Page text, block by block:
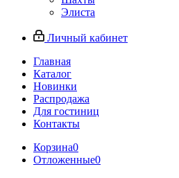
Элиста
Личный кабинет
Главная
Каталог
Новинки
Распродажа
Для гостиниц
Контакты
Корзина0
Отложенные0